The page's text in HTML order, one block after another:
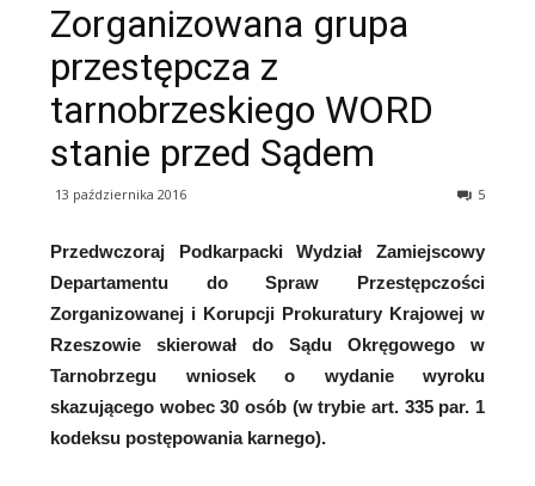
Zorganizowana grupa
przestępcza z
tarnobrzeskiego WORD
stanie przed Sądem
13 października 2016 5
Przedwczoraj Podkarpacki Wydział Zamiejscowy
Departamentu do Spraw Przestępczości
Zorganizowanej i Korupcji Prokuratury Krajowej w
Rzeszowie skierował do Sądu Okręgowego w
Tarnobrzegu wniosek o wydanie wyroku
skazującego wobec 30 osób (w trybie art. 335 par. 1
kodeksu postępowania karnego).